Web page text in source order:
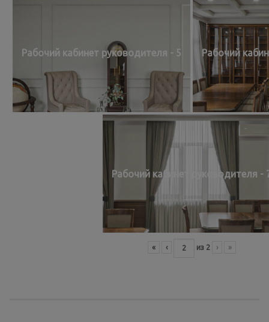
Рабочий кабинет руководителя - 5 Рабочий
Рабочий кабинет руководителя -
« ‹ из 2 › »